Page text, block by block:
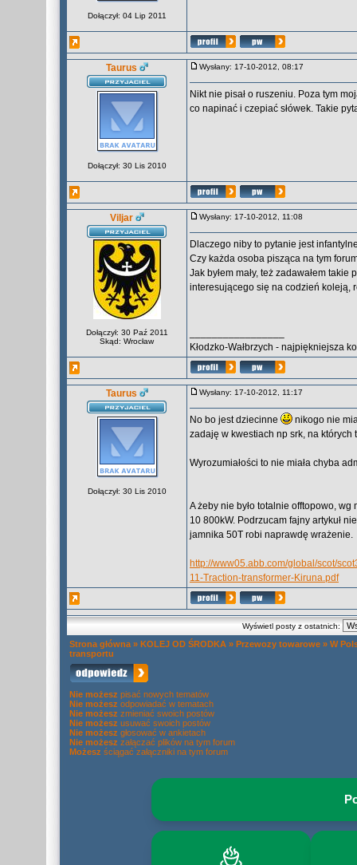
Dołączył: 04 Lip 2011
Taurus
Dołączył: 30 Lis 2010
Wysłany: 17-10-2012, 08:17
Nikt nie pisał o ruszeniu. Poza tym
co napinać i czepiać słówek. Takie
Viljar
Dołączył: 30 Paź 2011
Skąd: Wrocław
Wysłany: 17-10-2012, 11:08
Dlaczego niby to pytanie jest
Czy każda osoba pisząca na tym
Jak byłem mały, też zadawałem
interesującego się na codzień koleją,
Kłodzko-Wałbrzych - najpiękniejsza
Taurus
Dołączył: 30 Lis 2010
Wysłany: 17-10-2012, 11:17
No bo jest dziecinne
nikogo nie
zadaję w kwestiach np srk, na których
Wyrozumiałości to nie miała chyba
A żeby nie było totalnie offtopowo,
10 800kW. Podrzucam fajny artykuł
jamnika 50T robi naprawdę wrażenie.
http://www05.abb.com/global/scot/
11-Traction-transformer-Kiruna.pdf
Wyświetl posty z ostatnich:
Strona główna » KOLEJ OD ŚRODKA » Przewozy towarowe » W
transportu
Nie możesz pisać nowych tematów
Nie możesz odpowiadać w tematach
Nie możesz zmieniać swoich postów
Nie możesz usuwać swoich postów
Nie możesz głosować w ankietach
Nie możesz załączać plików na tym forum
Możesz ściągać załączniki na tym forum